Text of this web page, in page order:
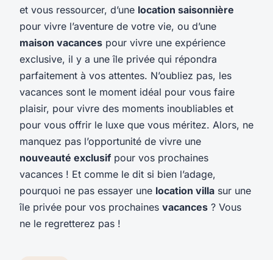
et vous ressourcer, d’une location saisonnière
pour vivre l’aventure de votre vie, ou d’une
maison vacances pour vivre une expérience
exclusive, il y a une île privée qui répondra
parfaitement à vos attentes. N’oubliez pas, les
vacances sont le moment idéal pour vous faire
plaisir, pour vivre des moments inoubliables et
pour vous offrir le luxe que vous méritez. Alors, ne
manquez pas l’opportunité de vivre une
nouveauté exclusif pour vos prochaines
vacances ! Et comme le dit si bien l’adage,
pourquoi ne pas essayer une location villa sur une
île privée pour vos prochaines vacances ? Vous
ne le regretterez pas !